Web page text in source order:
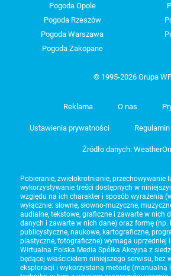
Pogoda Opole
Pogoda Rzeszów
Pogoda Warszawa
Pogoda Zakopane
© 1995-2026 Grupa
Reklama O nas
Ustawienia prywatności Regulamin
Źródło danych:
Pobieranie, zwielokrotnianie, przechowywanie
wykorzystywanie treści dostępnych w
względu na ich charakter i sposób wyrażenia
wyłącznie: słowne, słowno-muzyczne,
audialne, tekstowe, graficzne i zawarte w nich
danych i zawarte w nich dane) oraz formę (np.
publicystyczne, naukowe, kartograficzne,
plastyczne, fotograficzne) wymaga uprzedniej
Wirtualna Polska Media Spółka Akcyjna z
będącej właścicielem niniejszego serwisu, bez
eksploracji i wykorzystaną metodę (manualną